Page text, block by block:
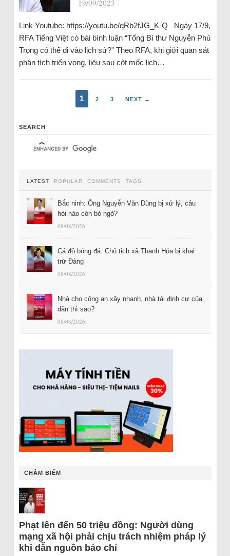
19/09/2023 |
Link Youtube: https://youtu.be/qRb2fJG_K-Q Ngày 17/9,
RFA Tiếng Việt có bài bình luận “Tổng Bí thư Nguyễn Phú
Trọng có thể đi vào lịch sử?” Theo RFA, khi giới quan sát
phân tích triển vọng, liệu sau cột mốc lịch…
1 2 3 NEXT →
SEARCH
LATEST POPULAR COMMENTS TAGS
Bắc ninh: Ông Nguyễn Văn Dũng bị xử lý, câu
hỏi nào còn bỏ ngỏ?
08/08/2026
Cá độ bóng đá: Chủ tịch xã Thanh Hóa bị khai
trừ Đảng
08/08/2026
Nhà cho công an xây nhanh, nhà tái định cư của
dân thì sao?
08/08/2026
CHÂM BIẾM
Phạt lên đến 50 triệu đồng: Người dùng
mạng xã hội phải chịu trách nhiệm pháp lý
khi dẫn nguồn báo chí